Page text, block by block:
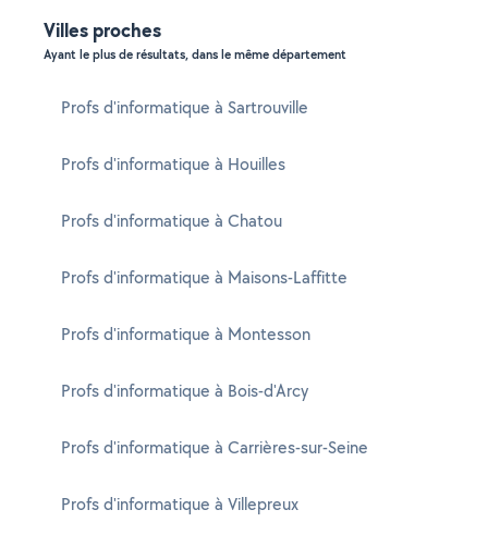
Villes proches
Ayant le plus de résultats, dans le même département
Profs d'informatique à Sartrouville
Profs d'informatique à Houilles
Profs d'informatique à Chatou
Profs d'informatique à Maisons-Laffitte
Profs d'informatique à Montesson
Profs d'informatique à Bois-d'Arcy
Profs d'informatique à Carrières-sur-Seine
Profs d'informatique à Villepreux